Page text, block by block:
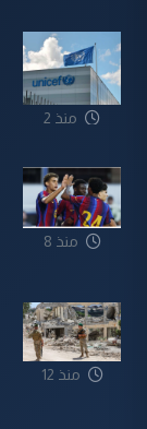
منذ 2
منذ 8
منذ 12